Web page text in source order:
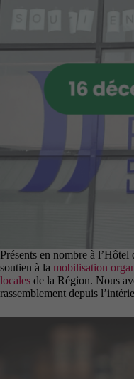
Présents en nombre à
soutien à la mobilisation
locales de la Région. Nous
rassemblement depuis